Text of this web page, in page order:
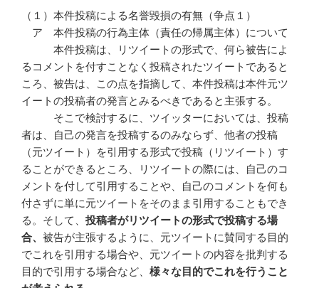
（１）本件投稿による名誉毀損の有無（争点１）
ア 本件投稿の行為主体（責任の帰属主体）について
本件投稿は、リツイートの形式で、何ら被告によ
るコメントを付すことなく投稿されたツイートであると
ころ、被告は、この点を指摘して、本件投稿は本件元ツ
イートの投稿者の発言とみるべきであると主張する。
そこで検討するに、ツイッターにおいては、投稿
者は、自己の発言を投稿するのみならず、他者の投稿
（元ツイート）を引用する形式で投稿（リツイート）す
ることができるところ、リツイートの際には、自己のコ
メントを付して引用することや、自己のコメントを何も
付さずに単に元ツイートをそのまま引用することもでき
る。そして、 投稿者がリツイートの形式で投稿する場
合、 被告が主張するように、元ツイートに賛同する目的
でこれを引用する場合や、元ツイートの内容を批判する
目的で引用する場合など、 様々な目的でこれを行うこと